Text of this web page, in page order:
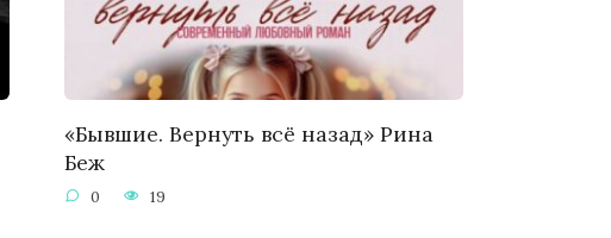
«Бывшие. Вернуть всё назад» Рина
Беж
0 19